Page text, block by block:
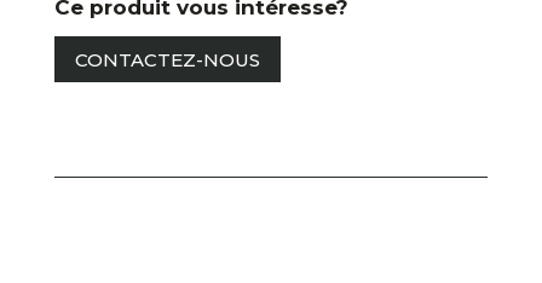
Ce produit vous intéresse?
CONTACTEZ-NOUS